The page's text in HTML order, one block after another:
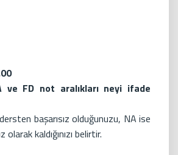
ve FD not aralıkları neyi ifade
başarısız olduğunuzu, NA ise
kaldığınızı belirtir.